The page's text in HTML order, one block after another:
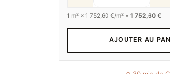
1 m² ×1 752,60 €/m² =1 752,60 €
AJOUTER AU